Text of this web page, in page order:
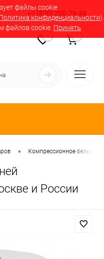
файлы cookie
конфиденциальности).
файлов cookie. Принять
+7 (800) 200-79-88
• Компрессионное бельё в
и России